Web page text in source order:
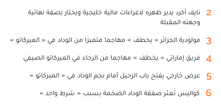
2
نايف أكرد يدير ظهره لاغراءات مالية خليجية ويختار بصفة نهائية
وجهته المقبلة
3 مولودية الجزائر « يخطف » مهاجما متميزا من الوداد في « الميركاتو »
4 فريق إماراتي « يخطف » مهاجما من الرجاء في الميركاتو الصيفي
5 عرض خارجي يفتح باب الرحيل أمام نجم الوداد في « الميركاتو »
6 كواليس تعثر صفقة الوداد الضخمة بسبب « شرط واحد »